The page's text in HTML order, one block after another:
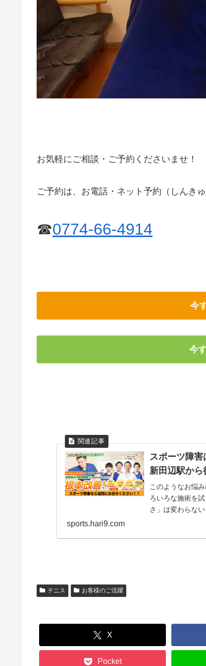
お気軽にご相談・ご予約くださいませ！
ご予約は、お電話・ネット予約（しんき
☎0774-66-4914
今
今
スポーツ障害
新田辺駅から
このようなお悩
ろいろな施術を
さ」は変わらな
sports.hari9.com
テニス お客様のご活躍
X
Pocket